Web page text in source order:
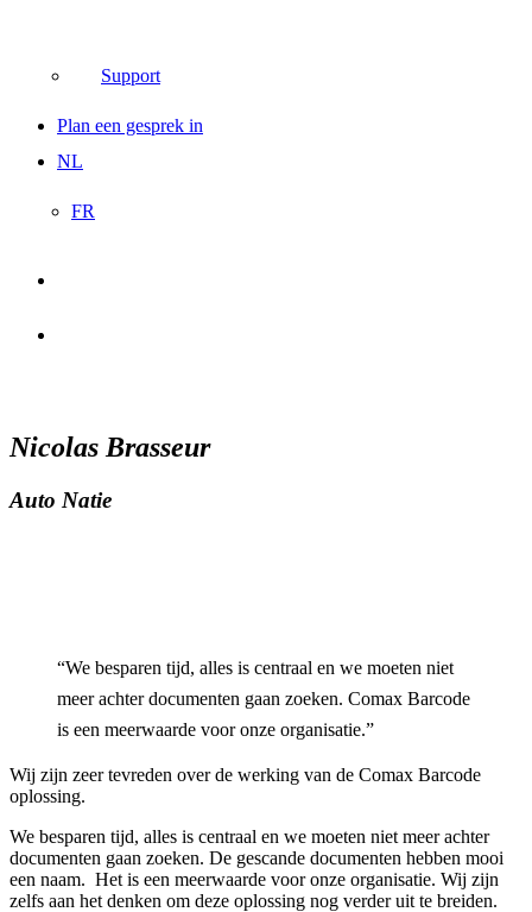
Support
Plan een gesprek in
NL
FR
Nicolas Brasseur
Auto Natie
“We besparen tijd, alles is centraal en we moeten niet
meer achter documenten gaan zoeken. Comax Barcode
is een meerwaarde voor onze organisatie.”
Wij zijn zeer tevreden over de werking van de Comax Barcode
oplossing.
We besparen tijd, alles is centraal en we moeten niet meer achter
documenten gaan zoeken. De gescande documenten hebben mooi
een naam. Het is een meerwaarde voor onze organisatie. Wij zijn
zelfs aan het denken om deze oplossing nog verder uit te breiden.